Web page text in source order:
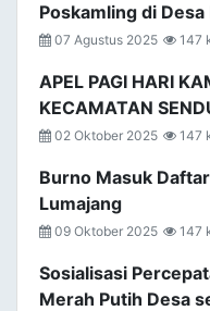
Poskamling di Desa
07 Agustus 2025 147
APEL PAGI HARI
KECAMATAN
02 Oktober 2025 147
Burno Masuk
Lumajang
09 Oktober 2025 147
Sosialisasi
Merah Putih Desa